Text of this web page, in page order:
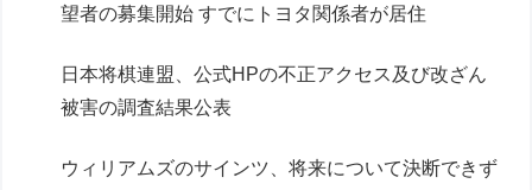
望者の募集開始 すでにトヨタ関係者が居住
日本将棋連盟、公式HPの不正アクセス及び改ざん
被害の調査結果公表
ウィリアムズのサインツ、将来について決断できず